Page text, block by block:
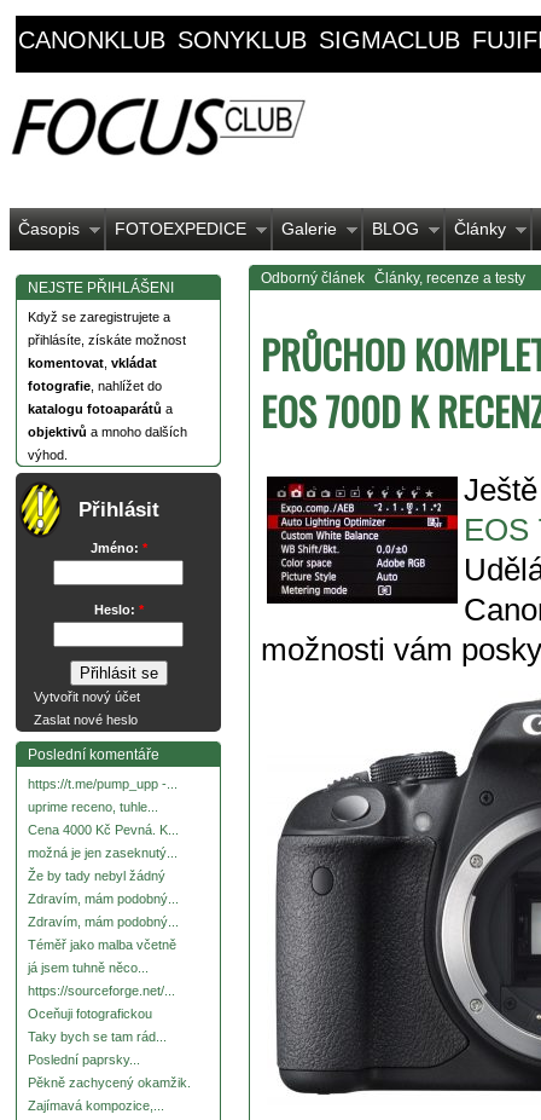
CANONKLUB SONYKLUB SIGMACLUB
Časopis FOTOEXPEDICE Galerie BLOG Články
NEJSTE PŘIHLÁŠENI
Když se zaregistrujete a
přihlásíte, získáte možnost
komentovat vkládat
fotografie , nahlížet do
katalogu fotoaparátů a
objektivů a mnoho dalších
výhod.
Přihlásit
Jméno: *
Heslo: *
Vytvořit nový účet
Zaslat nové heslo
Poslední komentáře
https://t.me/pump_upp -...
uprime receno, tuhle...
Cena 4000 Kč Pevná. K...
možná je jen zaseknutý...
Že by tady nebyl žádný
Zdravím, mám podobný...
Zdravím, mám podobný...
Téměř jako malba včetně
já jsem tuhně něco...
https://sourceforge.net/...
Oceňuji fotografickou
Taky bych se tam rád...
Poslední paprsky...
Pěkně zachycený okamžik.
Zajímavá kompozice,...
Odborný článek Články, recenze a testy
PRŮCHOD
EOS 700D K
možnosti vám